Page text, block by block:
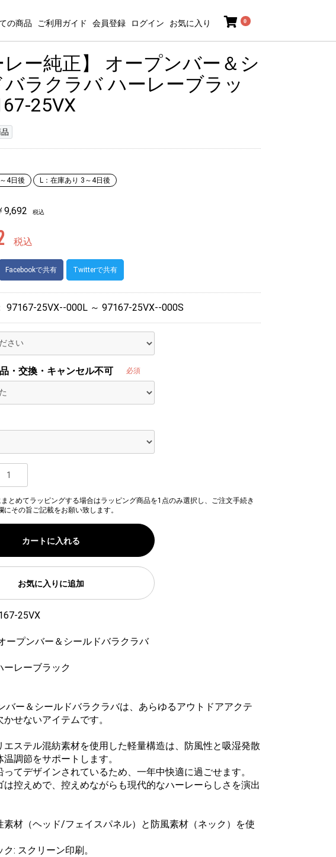
の商品 ご利用ガイド 会員登録 ログイン お気に入り 0
レー純正】 オープンバー＆シ
バラクラバ ハーレーブラッ
25VX
4日後 L：在庫あり 3～4日後
9,692 税込
税込
Facebookで共有 Twitterで共有
97167-25VX--000L ～ 97167-25VX--000S
・交換・キャンセル不可 必須
とめてラッピングする場合はラッピング商品を1点のみ選択し、ご注文手続き
にその旨ご記載をお願い致します。
カートに入れる
お気に入りに追加
25VX
ープンバー＆シールドバラクラバ
ーレーブラック
バー＆シールドバラクラバは、あらゆるアウトドアアクテ
かせないアイテムです。
エステル混紡素材を使用した軽量構造は、防風性と吸湿発散
調節をサポートします。
ってデザインされているため、一年中快適に過ごせます。
は控えめで、控えめながらも現代的なハーレーらしさを演出
素材（ヘッド/フェイスパネル）と防風素材（ネック）を使
ク: スクリーン印刷。